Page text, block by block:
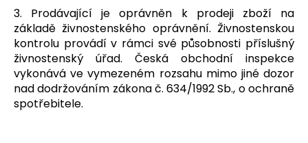
3. Prodávající je oprávněn k prodeji zboží na
základě živnostenského oprávnění. Živnostenskou
kontrolu provádí v rámci své působnosti příslušný
živnostenský úřad. Česká obchodní inspekce
vykonává ve vymezeném rozsahu mimo jiné dozor
nad dodržováním zákona č. 634/1992 Sb., o ochraně
spotřebitele.